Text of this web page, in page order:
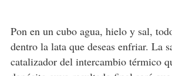
Pon en un cubo agua, hielo y sal,
dentro la lata que deseas enfriar. La
catalizador del intercambio térmico